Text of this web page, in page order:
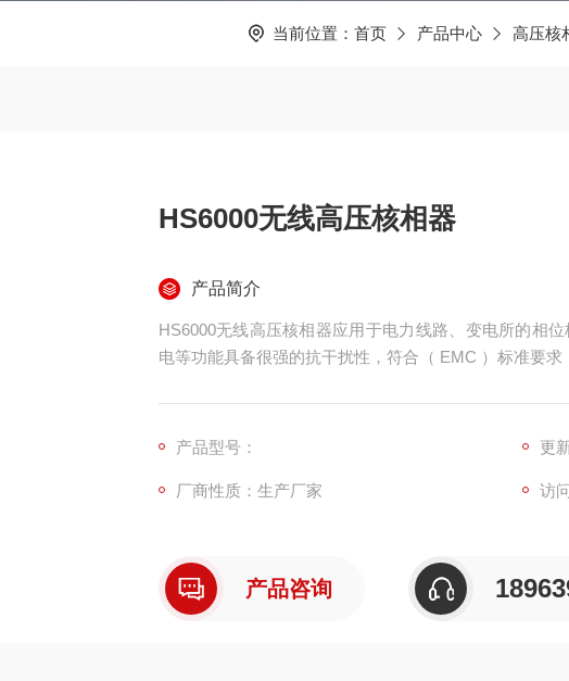
当前位置： 首页 产品中心 高压核
HS6000无线高压核相器
产品简介
HS6000无线高压核相器应用于电力线路、变电所的相
电等功能具备很强的抗干扰性，符合（ EMC ）标准要求
产品型号： 更
厂商性质：生产厂家 访
产品咨询